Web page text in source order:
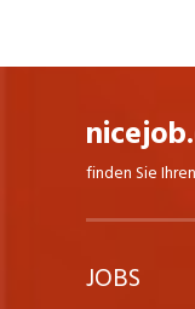
finden Sie
JOBS